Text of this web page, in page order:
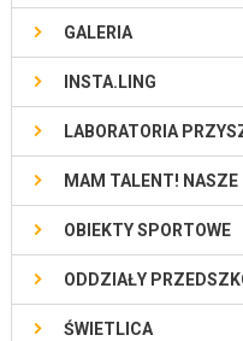
GALERIA
INSTA.LING
LABORATORIA
MAM TALENT! NASZE
OBIEKTY SPORTOWE
ODDZIAŁY
ŚWIETLICA